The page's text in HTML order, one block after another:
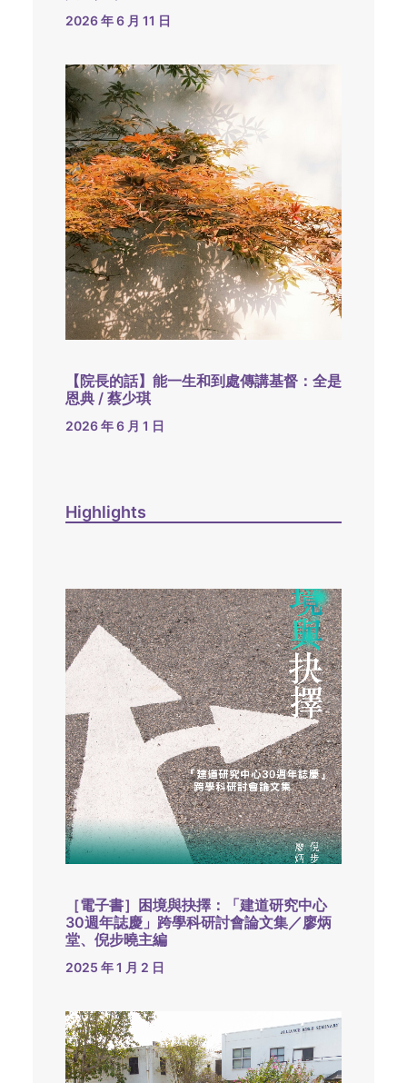
2026 年 6 月 11 日
【院長的話】能一生和到處傳講基督：全是
恩典 / 蔡少琪
2026 年 6 月 1 日
Highlights
［電子書］困境與抉擇：「建道研究中心
30週年誌慶」跨學科研討會論文集／廖炳
堂、倪步曉主編
2025 年 1 月 2 日